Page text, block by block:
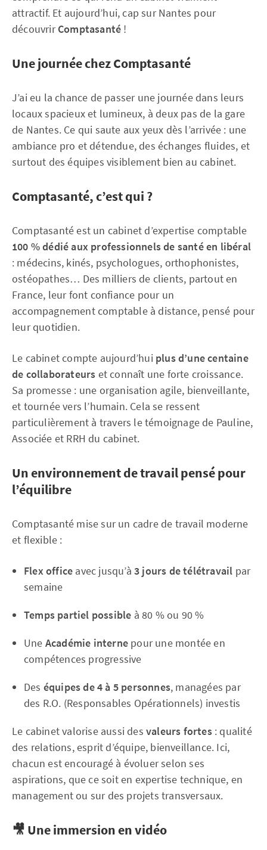
attractif. Et aujourd’hui, cap sur Nantes pour
découvrirComptasanté !
Une journée chez Comptasanté
J’ai eu la chance de passer une journée dans leurs
locaux spacieux et lumineux, à deux pas de la gare
de Nantes. Ce qui saute aux yeux dès l’arrivée : une
ambiance pro et détendue, des échanges fluides, et
surtout des équipes visiblement bien au cabinet.
Comptasanté, c’est qui ?
Comptasanté est un cabinet d’expertise comptable
100 % dédié aux professionnels de santé en libéral
: médecins, kinés, psychologues, orthophonistes,
ostéopathes… Des milliers de clients, partout en
France, leur font confiance pour un
accompagnement comptable à distance, pensé pour
leur quotidien.
Le cabinet compte aujourd’hui plus d’une centaine
de collaborateurs et connaît une forte croissance.
Sa promesse : une organisation agile, bienveillante,
et tournée vers l’humain. Cela se ressent
particulièrement à travers le témoignage de Pauline,
Associée et RRH du cabinet.
Un environnement de travail pensé pour
l’équilibre
Comptasanté mise sur un cadre de travail moderne
et flexible :
Flex office avec jusqu’à3 jours de télétravail par
semaine
Temps partiel possible à 80 % ou 90 %
Une Académie interne pour une montée en
compétences progressive
Des équipes de 4 à 5 personnes, managées par
des R.O. (Responsables Opérationnels) investis
Le cabinet valorise aussi des valeurs fortes: qualité
des relations, esprit d’équipe, bienveillance. Ici,
chacun est encouragé à évoluer selon ses
aspirations, que ce soit en expertise technique, en
management ou sur des projets transversaux.
🎥 Une immersion en vidéo